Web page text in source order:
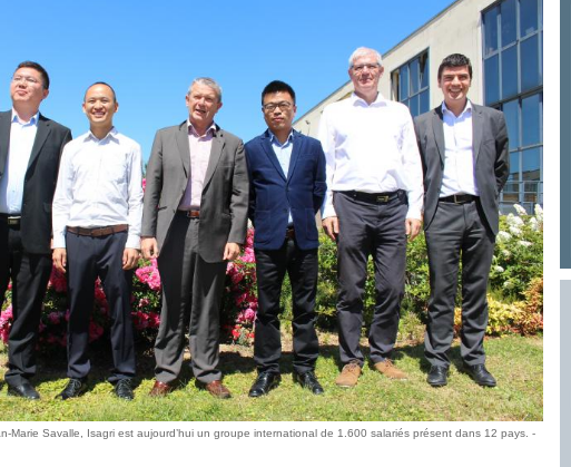
Marie Savalle, Isagri est aujourd’hui un groupe international de 1.600 salariés présent dans 12 pays. -